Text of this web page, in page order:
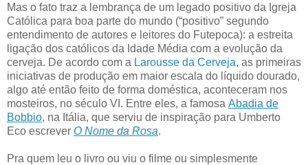
Mas o fato traz a lembrança de um legado positivo da Igreja
Católica para boa parte do mundo (“positivo” segundo
entendimento de autores e leitores do Futepoca): a estreita
ligação dos católicos da Idade Média com a evolução da
cerveja. De acordo com a Larousse da Cerveja, as primeiras
iniciativas de produção em maior escala do líquido dourado,
algo até então feito de forma doméstica, aconteceram nos
mosteiros, no século VI. Entre eles, a famosa Abadia de
Bobbio, na Itália, que serviu de inspiração para Umberto
Eco escrever O Nome da Rosa.
Pra quem leu o livro ou viu o filme ou simplesmente